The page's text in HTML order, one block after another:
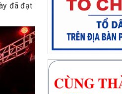
đã đạt